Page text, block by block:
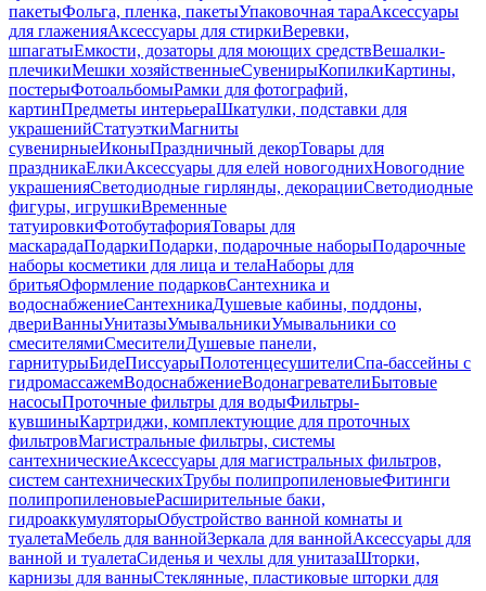
пакетыФольга, пленка, пакетыУпаковочная тараАксессуары
для глаженияАксессуары для стиркиВеревки,
шпагатыЕмкости, дозаторы для моющих средствВешалки-
плечикиМешки хозяйственныеСувенирыКопилкиКартины,
постерыФотоальбомыРамки для фотографий,
картинПредметы интерьераШкатулки, подставки для
украшенийСтатуэткиМагниты
сувенирныеИконыПраздничный декорТовары для
праздникаЕлкиАксессуары для елей новогоднихНовогодние
украшенияСветодиодные гирлянды, декорацииСветодиодные
фигуры, игрушкиВременные
татуировкиФотобутафорияТовары для
маскарадаПодаркиПодарки, подарочные наборыПодарочные
наборы косметики для лица и телаНаборы для
бритьяОформление подарковСантехника и
водоснабжениеСантехникаДушевые кабины, поддоны,
двериВанныУнитазыУмывальникиУмывальники со
смесителямиСмесителиДушевые панели,
гарнитурыБидеПиссуарыПолотенцесушителиСпа-бассейны с
гидромассажемВодоснабжениеВодонагревателиБытовые
насосыПроточные фильтры для водыФильтры-
кувшиныКартриджи, комплектующие для проточных
фильтровМагистральные фильтры, системы
сантехническиеАксессуары для магистральных фильтров,
систем сантехническихТрубы полипропиленовыеФитинги
полипропиленовыеРасширительные баки,
гидроаккумуляторыОбустройство ванной комнаты и
туалетаМебель для ваннойЗеркала для ваннойАксессуары для
ванной и туалетаСиденья и чехлы для унитазаШторки,
карнизы для ванныСтеклянные, пластиковые шторки для